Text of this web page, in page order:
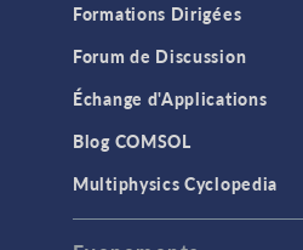
Formations Dirigées
Forum de Discussion
Échange d'Applications
Blog COMSOL
Multiphysics Cyclopedia